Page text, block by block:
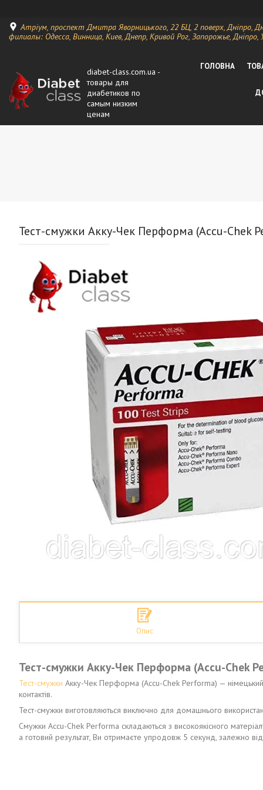
Атріум, проспект Дмитра Яворницького, 22 БЦ, 2 поверх, Дніпро,
филиалы: Одесса, Винница, Киев, Днепр, Кривой Рог, Запорожье, Дніпро,
diabet-class.com.ua -
товары для
диабетиков по
самым низким
ценам
ГОЛОВНА
Тест-смужки Акку-Чек Перформа (Accu-Chek
Опис
Тест-смужки Акку-Чек Перформа (Accu-Chek
Тест-смужки Акку-Чек Перформа (Accu-Chek Performa) — німецький
контактів.
Тест-смужки виготовляються виключно для домашнього
Смужки Accu-Chek Performa складаються з високоякісного
а готовий результат, Ви отримаєте упродовж 5 секунд, залежно